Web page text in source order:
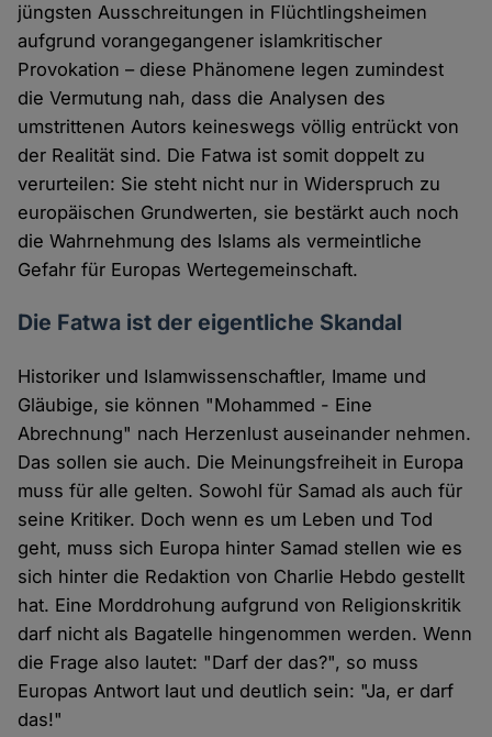
jüngsten Ausschreitungen in Flüchtlingsheimen
aufgrund vorangegangener islamkritischer
Provokation – diese Phänomene legen zumindest
die Vermutung nah, dass die Analysen des
umstrittenen Autors keineswegs völlig entrückt von
der Realität sind. Die Fatwa ist somit doppelt zu
verurteilen: Sie steht nicht nur in Widerspruch zu
europäischen Grundwerten, sie bestärkt auch noch
die Wahrnehmung des Islams als vermeintliche
Gefahr für Europas Wertegemeinschaft.
Die Fatwa ist der eigentliche Skandal
Historiker und Islamwissenschaftler, Imame und
Gläubige, sie können "Mohammed - Eine
Abrechnung" nach Herzenlust auseinander nehmen.
Das sollen sie auch. Die Meinungsfreiheit in Europa
muss für alle gelten. Sowohl für Samad als auch für
seine Kritiker. Doch wenn es um Leben und Tod
geht, muss sich Europa hinter Samad stellen wie es
sich hinter die Redaktion von Charlie Hebdo gestellt
hat. Eine Morddrohung aufgrund von Religionskritik
darf nicht als Bagatelle hingenommen werden. Wenn
die Frage also lautet: "Darf der das?", so muss
Europas Antwort laut und deutlich sein: "Ja, er darf
das!"